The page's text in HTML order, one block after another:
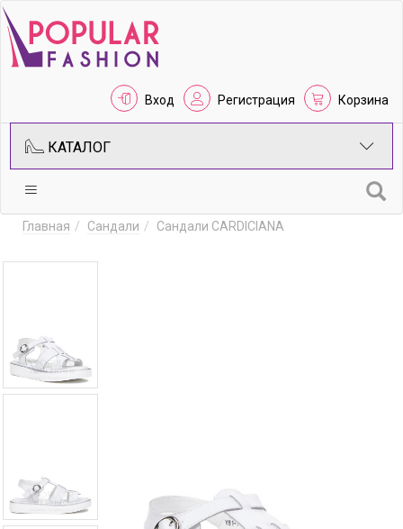
Вход Регистрация Корзина
КАТАЛОГ
Главная Сандали Сандали CARDICIANA